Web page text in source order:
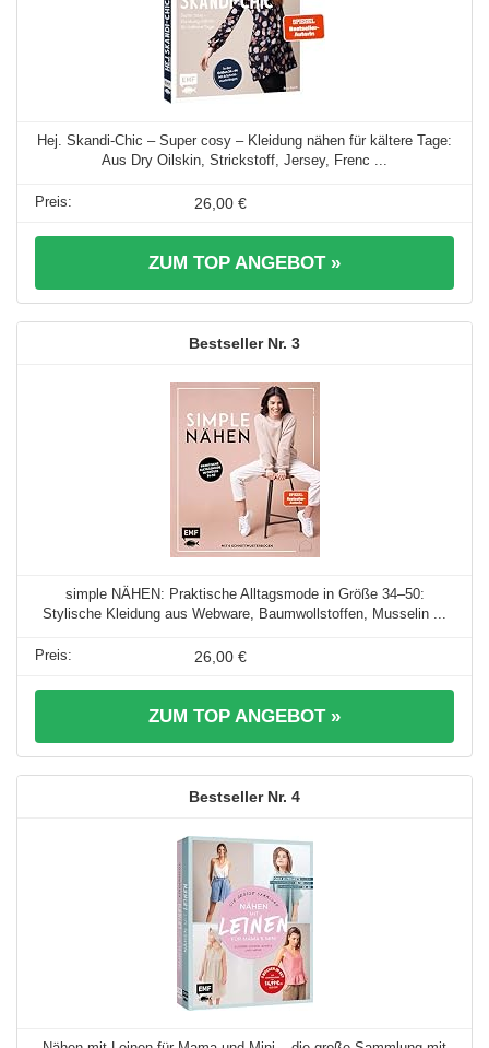
Hej. Skandi-Chic – Super cosy – Kleidung nähen für kältere Tage:
Aus Dry Oilskin, Strickstoff, Jersey, Frenc ...
26,00 €
ZUM TOP ANGEBOT »
3
simple NÄHEN: Praktische Alltagsmode in Größe 34–50:
Stylische Kleidung aus Webware, Baumwollstoffen, Musselin ...
26,00 €
ZUM TOP ANGEBOT »
4